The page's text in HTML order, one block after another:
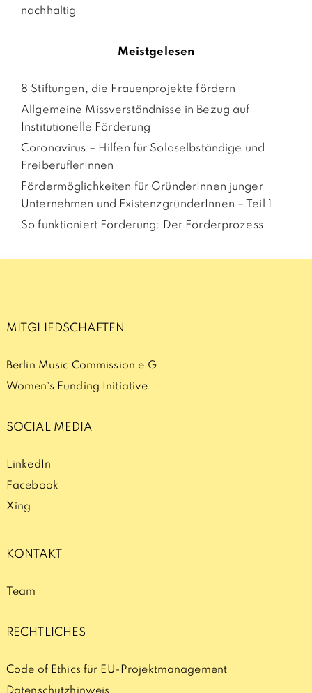
nachhaltig
Meistgelesen
8 Stiftungen, die Frauenprojekte fördern
Allgemeine Missverständnisse in Bezug auf
Institutionelle Förderung
Coronavirus – Hilfen für Soloselbständige und
FreiberuflerInnen
Fördermöglichkeiten für GründerInnen junger
Unternehmen und ExistenzgründerInnen – Teil 1
So funktioniert Förderung: Der Förderprozess
MITGLIEDSCHAFTEN
Berlin Music Commission e.G.
Women`s Funding Initiative
SOCIAL MEDIA
LinkedIn
Facebook
Xing
KONTAKT
Team
RECHTLICHES
Code of Ethics für EU-Projektmanagement